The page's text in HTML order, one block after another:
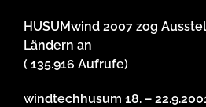
HUSUMwind 2007 zog
Ländern an
( 135.916 Aufrufe)
windtechhusum 18. –